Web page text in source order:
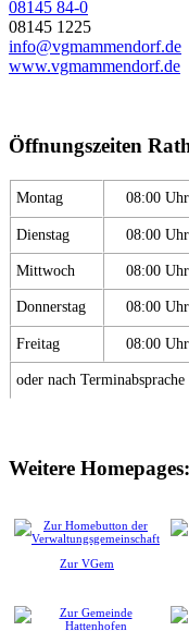
08145 84-0
08145 1225
info@vgmammendorf.de
www.vgmammendorf.de
Öffnungszeiten
Montag 08:00
Dienstag 08:00
Mittwoch 08:00
Donnerstag 08:00
Freitag 08:00
oder nach Terminabsprache
Weitere Homepages:
Zur VGem